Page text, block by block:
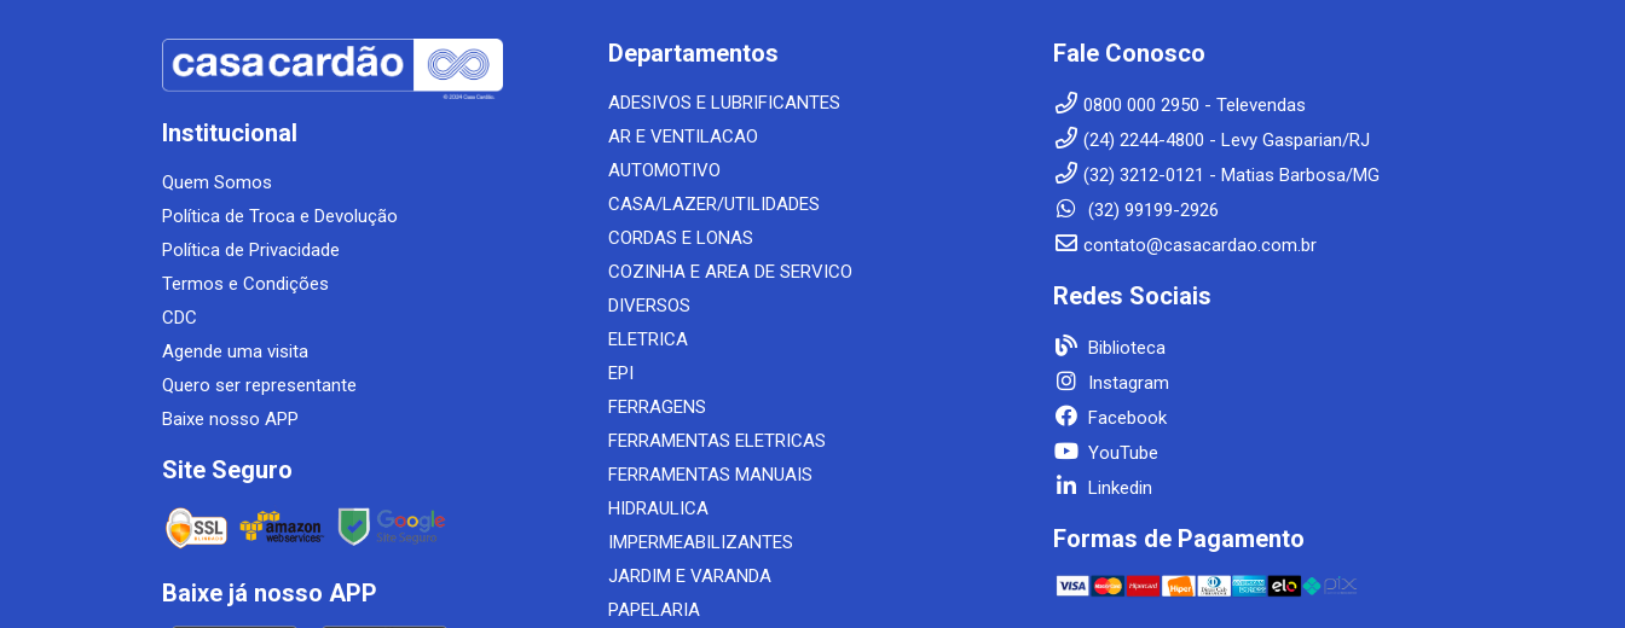
Institucional
Quem Somos
Política de Troca e Devolução
Política de Privacidade
Termos e Condições
CDC
Agende uma visita
Quero ser representante
Baixe nosso APP
Site Seguro
Baixe já nosso APP
Departamentos
ADESIVOS E LUBRIFICANTES
AR E VENTILACAO
AUTOMOTIVO
CASA/LAZER/UTILIDADES
CORDAS E LONAS
COZINHA E AREA DE SERVICO
DIVERSOS
ELETRICA
EPI
FERRAGENS
FERRAMENTAS ELETRICAS
FERRAMENTAS MANUAIS
HIDRAULICA
IMPERMEABILIZANTES
JARDIM E VARANDA
PAPELARIA
Fale Conosco
0800 000 2950 - Televendas
(24) 2244-4800 - Levy Gasparian/RJ
(32) 3212-0121 - Matias Barbosa/MG
(32) 99199-2926
contato@casacardao.com.br
Redes Sociais
Biblioteca
Instagram
Facebook
YouTube
Linkedin
Formas de Pagamento